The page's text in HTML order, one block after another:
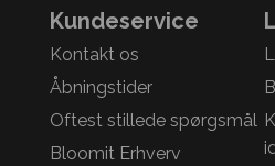
Kundeservice
Kontakt os
Åbningstider
Oftest stillede spørgsmål
Bloomit Erhverv